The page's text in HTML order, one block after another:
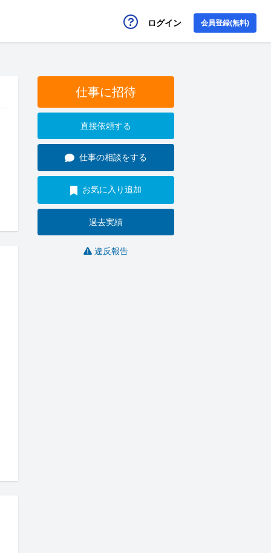
ログイン 会員登録(無料)
仕事に招待
直接依頼する
仕事の相談をする
お気に入り追加
過去実績
違反報告